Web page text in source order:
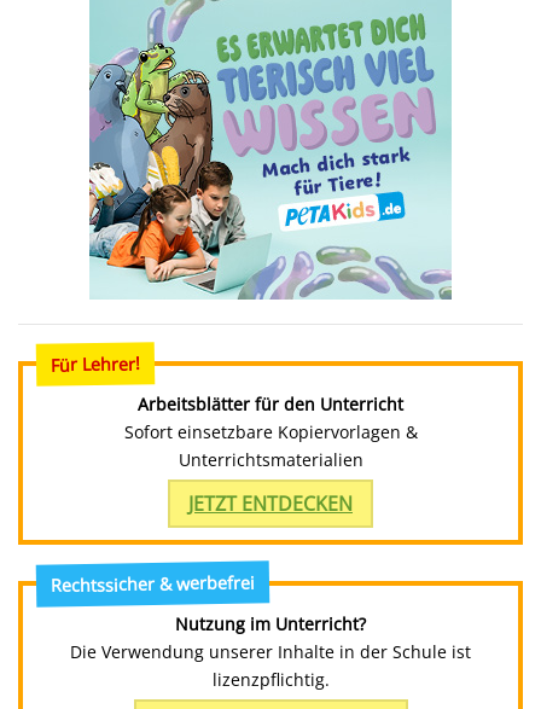
Für Lehrer!
Arbeitsblätter für den Unterricht
Sofort einsetzbare Kopiervorlagen &
Unterrichtsmaterialien
JETZT ENTDECKEN
Rechtssicher & werbefrei
Nutzung im Unterricht?
Die Verwendung unserer Inhalte in der Schule ist
lizenzpflichtig.